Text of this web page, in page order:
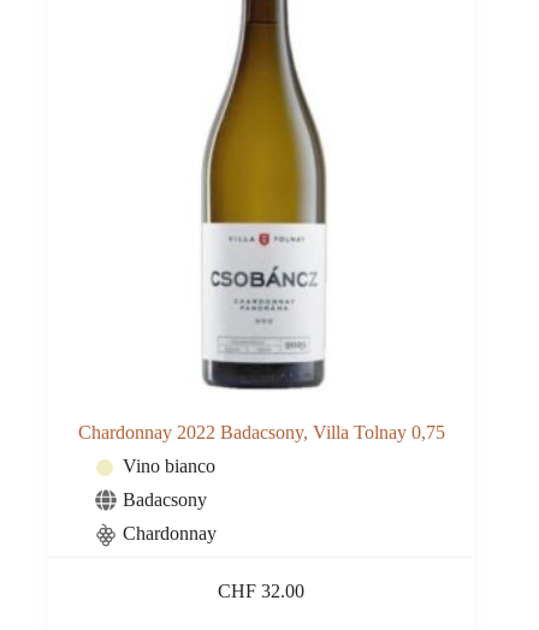
Chardonnay 2022 Badacsony, Villa Tolnay 0,75
Vino bianco
Badacsony
Chardonnay
CHF 32.00